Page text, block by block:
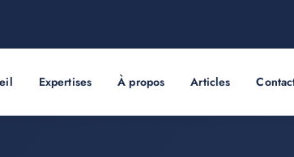
Expertises À propos Articles